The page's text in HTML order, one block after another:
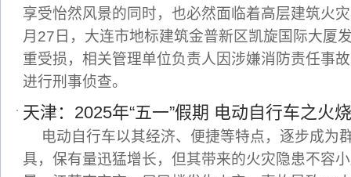
享受怡然风景的同时，也必然面临着高层建筑火
月27日，大连市地标建筑金普新区凯旋国际大厦
重受损，相关管理单位负责人因涉嫌消防责任事
进行刑事侦查。
天津：2025年“五一”假期 电动自行车之火
电动自行车以其经济、便捷等特点，逐步成为
具，保有量迅猛增长，但其带来的火灾隐患不容